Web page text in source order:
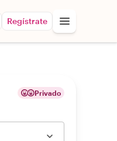
Regístrate
Privado